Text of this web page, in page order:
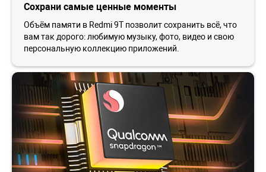
Сохрани самые ценные моменты
Объём памяти в Redmi 9T позволит сохранить всё, что
вам так дорого: любимую музыку, фото, видео и свою
персональную коллекцию приложений.